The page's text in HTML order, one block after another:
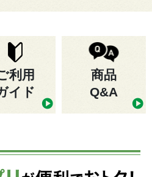
利用
イド
商品
Q&A